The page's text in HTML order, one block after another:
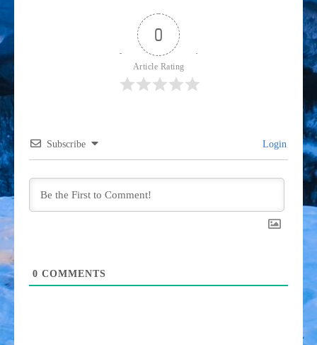
0
Article Rating
Subscribe Login
0 COMMENTS